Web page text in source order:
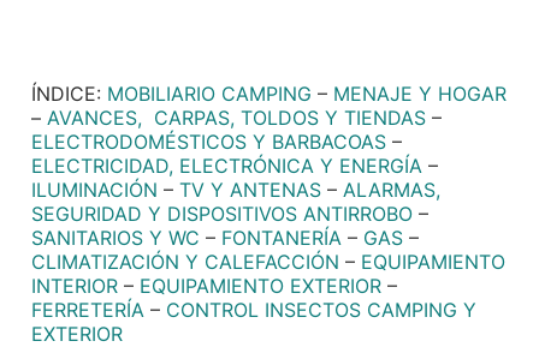
ÍNDICE: MOBILIARIO CAMPING – MENAJE Y HOGAR
– AVANCES, CARPAS, TOLDOS Y TIENDAS –
ELECTRODOMÉSTICOS Y BARBACOAS –
ELECTRICIDAD, ELECTRÓNICA Y ENERGÍA –
ILUMINACIÓN – TV Y ANTENAS – ALARMAS,
SEGURIDAD Y DISPOSITIVOS ANTIRROBO –
SANITARIOS Y WC – FONTANERÍA – GAS –
CLIMATIZACIÓN Y CALEFACCIÓN – EQUIPAMIENTO
INTERIOR – EQUIPAMIENTO EXTERIOR –
FERRETERÍA – CONTROL INSECTOS CAMPING Y
EXTERIOR